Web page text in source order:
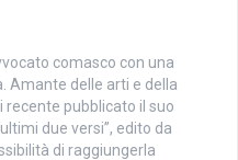
comasco con una
Amante delle arti e della
recente pubblicato il suo
due versi”, edito da
di raggiungerla